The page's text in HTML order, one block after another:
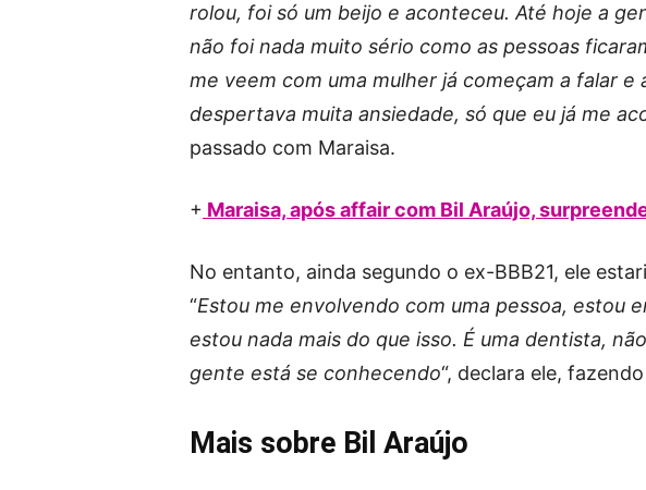
rolou, foi só um beijo e aconteceu. Até hoje a
não foi nada muito sério como as pessoas
me veem com uma mulher já começam a falar e
despertava muita ansiedade, só que eu já me
passado com Maraisa.
+ Maraisa, após affair com Bil Araújo,
No entanto, ainda segundo o ex-BBB21, ele
“Estou me envolvendo com uma pessoa, estou
estou nada mais do que isso. É uma dentista,
gente está se conhecendo“, declara ele,
Mais sobre Bil Araújo